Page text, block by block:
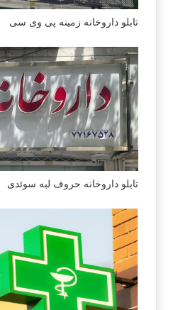
تابلو داروخانه زمینه پی وی سی
تابلو داروخانه حروف لبه سوئدی